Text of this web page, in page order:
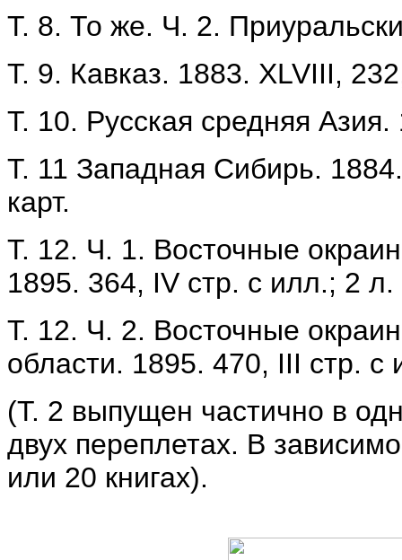
T. 8. То же. Ч. 2.
Т. 9. Кавказ. 1883. XLVIII,
Т. 10. Русская средняя
Т. 11 Западная Сибирь.
карт.
Т. 12. Ч. 1. Восточные
1895. 364, IV стр. с илл.; 2 л.
Т. 12. Ч. 2. Восточные
области. 1895. 470, III стр. с
(Т. 2 выпущен частично в
двух переплетах. В
или 20 книгах).